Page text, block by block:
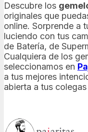
Descubre los
originales que
online. Sorprende a
luciendo con tus
de Batería, de
Cualquiera de los
seleccionamos en
a tus mejores
abierta a tus